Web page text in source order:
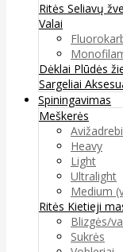
Ritės Seliavų
Valai
Dėklai Plūdės
Sargeliai
Spiningavimas
Meškerės
Heavy
Light
Ultralight
Medium
Ritės Kietieji
Blizgės/
Sukrės